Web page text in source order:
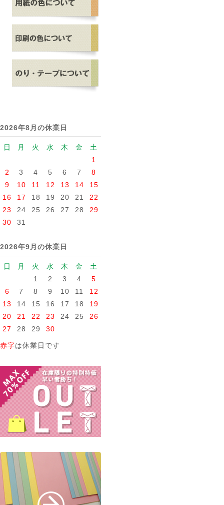
2026年8月の休業日
日 月 火 水 木 金
土
1
2
3 4 5 6 7
8
9
10 11 12 13 14
15
16
17 18 19 20 21
22
23
24 25 26 27 28
29
30
31
2026年9月の休業日
日 月 火 水 木 金
土
1
2 3 4
5
6
7 8 9 10 11
12
13
14 15 16 17 18
19
20
21 22 23 24 25
26
27
28 29 30
赤字は休業日です